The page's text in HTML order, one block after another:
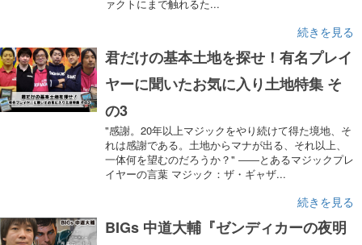
ァクトにまで触れるた...
続きを見る
君だけの基本土地を探せ！有名プレイ
ヤーに聞いたお気に入り土地特集 そ
の3
"感謝。20年以上マジックをやり続けて得た境地、そ
れは感謝である。土地からマナが出る、それ以上、
一体何を望むのだろうか？" ――とあるマジックプレ
イヤーの言葉 マジック：ザ・ギャザ...
続きを見る
BIGs 中道大輔『ゼンディカーの夜明